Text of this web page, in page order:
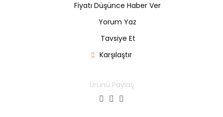
Fiyatı Düşünce Haber Ver
Yorum Yaz
Tavsiye Et
Karşılaştır
Ürünü Paylaş